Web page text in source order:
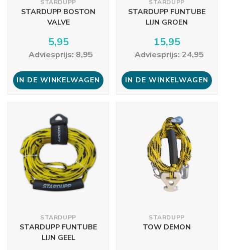
STARDUPP
STARDUPP BOSTON
VALVE
5,95
Adviesprijs: 8,95
IN DE WINKELWAGEN
STARDUPP
STARDUPP FUNTUBE
LIJN GROEN
15,95
Adviesprijs: 24,95
IN DE WINKELWAGEN
STARDUPP
STARDUPP FUNTUBE
LIJN GEEL
STARDUPP
TOW DEMON